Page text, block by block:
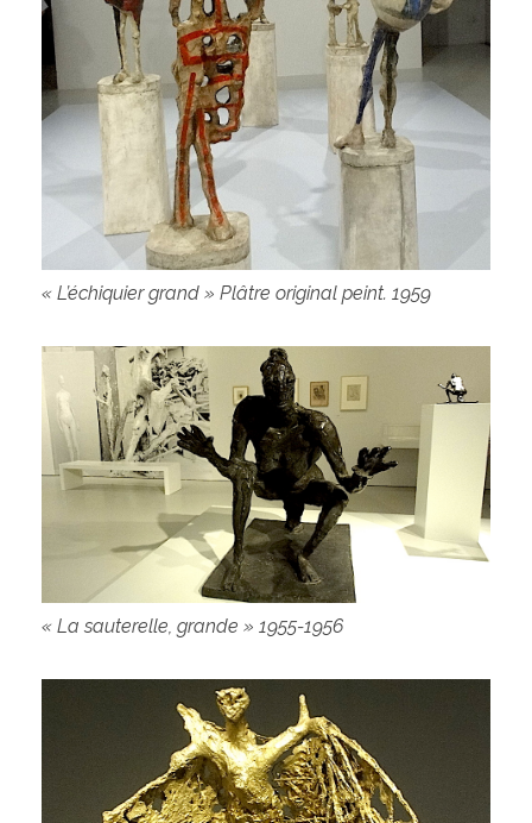
« L’échiquier grand » Plâtre original peint. 1959
« La sauterelle, grande » 1955-1956